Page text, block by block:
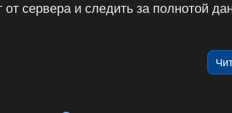
от сервера и следить за полнотой